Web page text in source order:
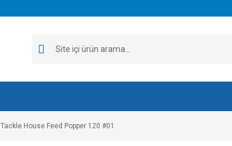
Tackle House Feed Popper 120 #01